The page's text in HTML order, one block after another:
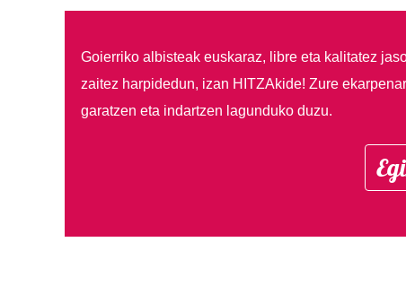
Goierriko albisteak euskaraz, libre eta kalitatez
zaitez harpidedun, izan HITZAkide! Zure
garatzen eta indartzen lagunduko duzu.